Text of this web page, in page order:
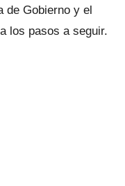
de Gobierno y el
los pasos a seguir.